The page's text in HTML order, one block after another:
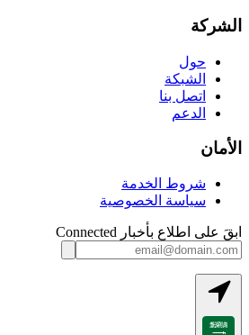
الشركة
حول
الشبكة
اتصل بنا
الدعم
الأمان
شروط الخدمة
سياسة الخصوصية
ابقَ على اطلاع بأخبار Connected